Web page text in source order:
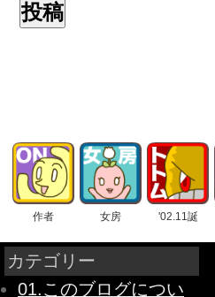
作者 女房 '02.11誕
カテゴリー
01.このブログについ